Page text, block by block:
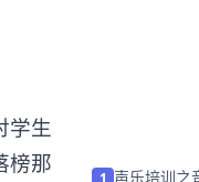
学生
榜那
1 声乐培训之